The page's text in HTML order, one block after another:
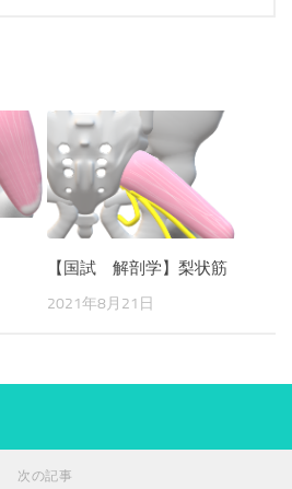
【国試 解剖学】梨状筋
2021年8月21日
次の記事